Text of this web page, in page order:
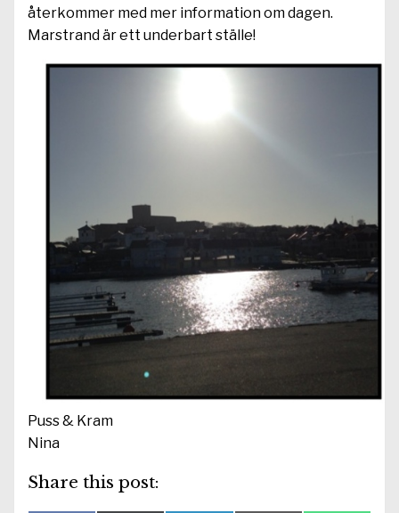
återkommer med mer information om dagen.
Marstrand är ett underbart ställe!
Puss & Kram
Nina
Share this post: